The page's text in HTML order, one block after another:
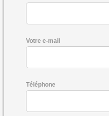
Votre e-mail
Téléphone